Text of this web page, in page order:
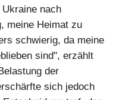
nach
meine Heimat zu
schwierig, da meine
sind", erzählt
der
sich jedoch